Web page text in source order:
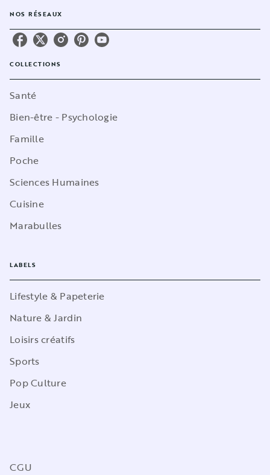
NOS RÉSEAUX
COLLECTIONS
Santé
Bien-être - Psychologie
Famille
Poche
Sciences Humaines
Cuisine
Marabulles
LABELS
Lifestyle & Papeterie
Nature & Jardin
Loisirs créatifs
Sports
Pop Culture
Jeux
CGU